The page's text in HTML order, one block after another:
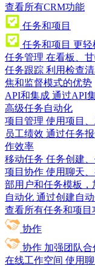
查看所有CRM功能
任务和项目
任务和项目 更轻
任务管理 在看板、
任务跟踪 利用检查
焦和监督模式的优势
API和集成 通过API
高级任务自动化
项目管理 使用项目
员工绩效 通过任务
作效率
移动任务 任务创建
项目协作 使用聊天
部用户和任务模板，
自动化 通过创建自
查看所有任务和项目
协作
协作 加强团队合
在线工作空间 使用